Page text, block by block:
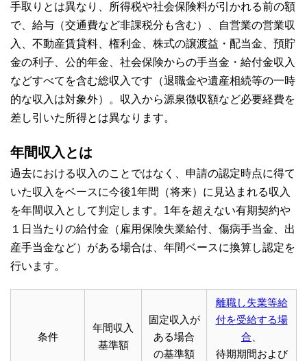
手取りとは異なり、所得税や社会保険料が引かれる前の額
で、給与（交通費など非課税分も含む）、自営業の営業収
入、不動産賃貸料、権利金、株式の譲渡益・配当金、預貯
金の利子、公的年金、社会保険からの手当金・給付金収入
などすべてを含む総収入です（退職金や遺産相続等の一時
的な収入は対象外）。収入から源泉徴収額など必要経費を
差し引いた所得とは異なります。
年間収入とは
過去における収入のことではなく、申請の認定時点に得て
いた収入をベースに今後1年間（将来）に見込まれる収入
を年間収入として判定します。1年を超えない有期契約や
１日当たりの給付金（雇用保険失業給付、傷病手当金、出
産手当金など）がある場合は、年間ベースに換算し認定を
行います。
条件
年間収入
基準額
固定収入が
ある場合
の基準額
離職し失業等給
付を受給する場
合、
待期期間および